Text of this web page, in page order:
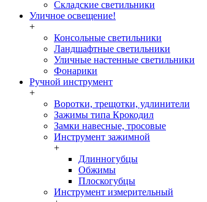
Складские светильники
Уличное освещение!
+
Консольные светильники
Ландшафтные светильники
Уличные настенные светильники
Фонарики
Ручной инструмент
+
Воротки, трещотки, удлинители
Зажимы типа Крокодил
Замки навесные, тросовые
Инструмент зажимной
+
Длинногубцы
Обжимы
Плоскогубцы
Инструмент измерительный